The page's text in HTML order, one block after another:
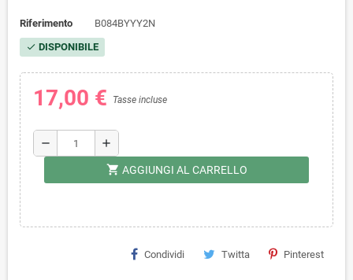
Riferimento B084BYYY2N
check DISPONIBILE
17,00 € Tasse incluse
remove add
shopping_cart AGGIUNGI AL CARRELLO
Condividi Twitta Pinterest